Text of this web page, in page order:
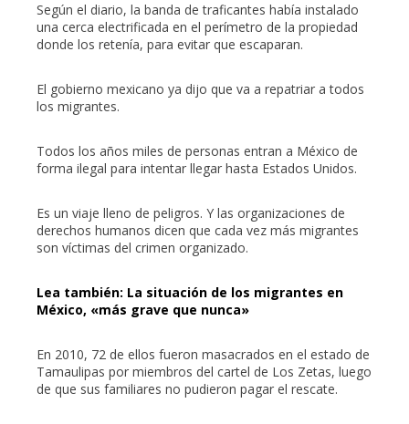
Según el diario, la banda de traficantes había instalado
una cerca electrificada en el perímetro de la propiedad
donde los retenía, para evitar que escaparan.
El gobierno mexicano ya dijo que va a repatriar a todos
los migrantes.
Todos los años miles de personas entran a México de
forma ilegal para intentar llegar hasta Estados Unidos.
Es un viaje lleno de peligros. Y las organizaciones de
derechos humanos dicen que cada vez más migrantes
son víctimas del crimen organizado.
Lea también: La situación de los migrantes en
México, «más grave que nunca»
En 2010, 72 de ellos fueron masacrados en el estado de
Tamaulipas por miembros del cartel de Los Zetas, luego
de que sus familiares no pudieron pagar el rescate.